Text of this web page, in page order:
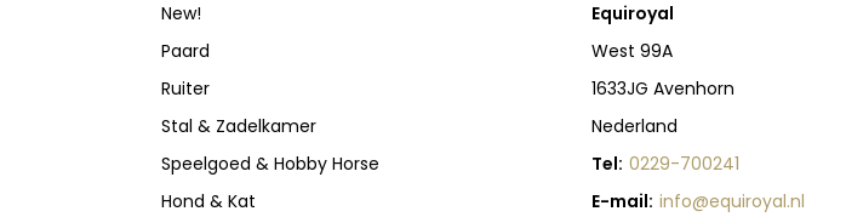
New!
Paard
Ruiter
Stal & Zadelkamer
Speelgoed & Hobby Horse
Hond & Kat
Equiroyal
West 99A
1633JG Avenhorn
Nederland
Tel: 0229-700241
E-mail: info@equiroyal.nl